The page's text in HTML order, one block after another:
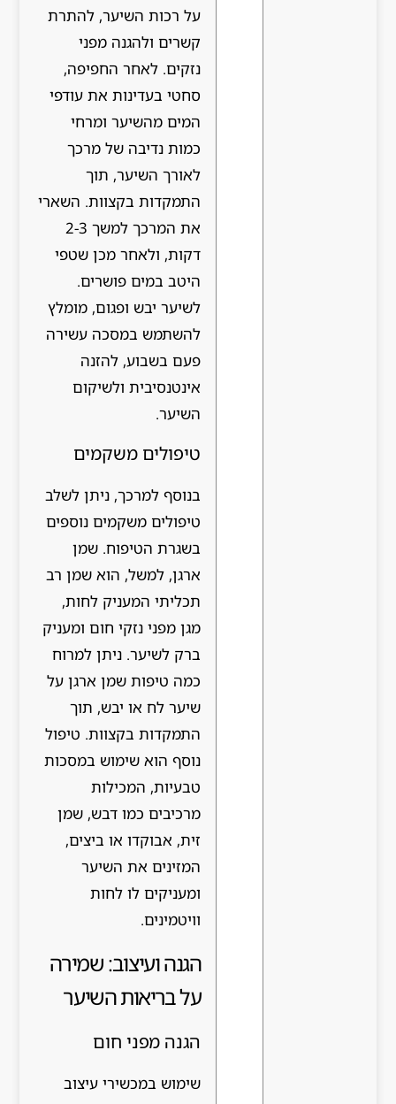
על רכות השיער, להתרת
קשרים ולהגנה מפני
נזקים. לאחר החפיפה,
סחטי בעדינות את עודפי
המים מהשיער ומרחי
כמות נדיבה של מרכך
לאורך השיער, תוך
התמקדות בקצוות. השארי
את המרכך למשך 2-3
דקות, ולאחר מכן שטפי
היטב במים פושרים.
לשיער יבש ופגום, מומלץ
להשתמש במסכה עשירה
פעם בשבוע, להזנה
אינטנסיבית ולשיקום
השיער.
טיפולים משקמים
בנוסף למרכך, ניתן לשלב
טיפולים משקמים נוספים
בשגרת הטיפוח. שמן
ארגן, למשל, הוא שמן רב
תכליתי המעניק לחות,
מגן מפני נזקי חום ומעניק
ברק לשיער. ניתן למרוח
כמה טיפות שמן ארגן על
שיער לח או יבש, תוך
התמקדות בקצוות. טיפול
נוסף הוא שימוש במסכות
טבעיות, המכילות
מרכיבים כמו דבש, שמן
זית, אבוקדו או ביצים,
המזינים את השיער
ומעניקים לו לחות
וויטמינים.
הגנה ועיצוב: שמירה
על בריאות השיער
הגנה מפני חום
שימוש במכשירי עיצוב